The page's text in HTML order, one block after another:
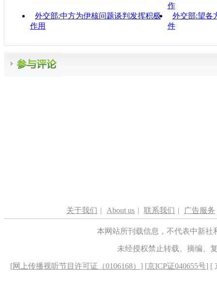
作
外交部:中方为伊核问题谈判发挥积极
作用
外交部:望各
件
关于我们 | About us | 联系我们 | 广告服务
本网站所刊载信息，不代表中新
未经授权禁止转载、摘编、
[网上传播视听节目许可证（0106168） ] [京ICP证040655号] [